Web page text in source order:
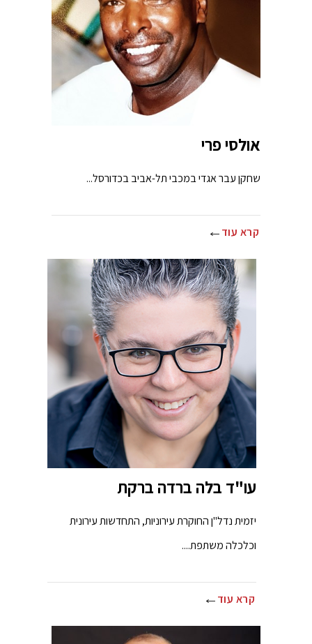
אולסי פרי
שחקן עבר אגדי במכבי תל-אביב בכדורסל...
קרא עוד
עו"ד בלה ברדה ברקת
יזמית נדל"ן החוקרת עירוניות, התחדשות עירונית
וכלכלה משתפת....
קרא עוד